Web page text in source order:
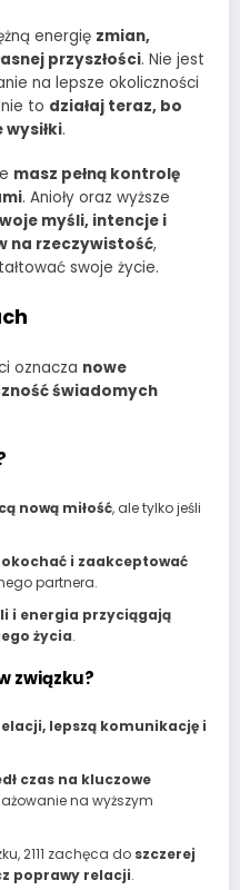
energię zmian,
przyszłości. Nie jest
na lepsze okoliczności
to działaj teraz, bo
.
masz pełną kontrolę
. Anioły oraz wyższe
myśli, intencje i
na rzeczywistość,
swoje życie.
oznacza nowe
świadomych
nową miłość, ale tylko jeśli
i zaakceptować
partnera.
i energia przyciągają
życia.
związku?
lepszą komunikację i
czas na kluczowe
na wyższym
2111 zachęca do szczerej
poprawy relacji.